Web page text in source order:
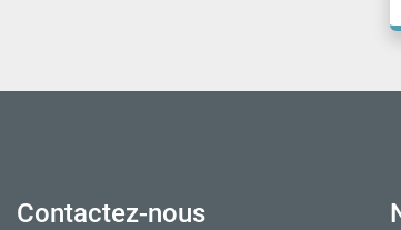
Contactez-nous